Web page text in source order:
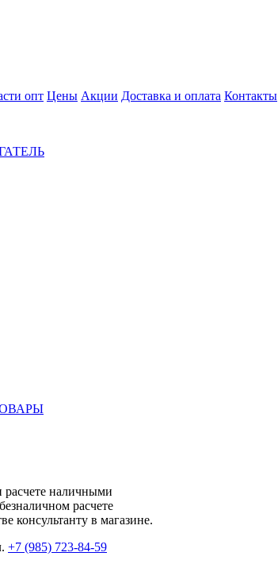
опт Цены Акции Доставка и оплата Контакты
расчете наличными
расчете
консультанту в магазине.
+7 (985) 723-84-59